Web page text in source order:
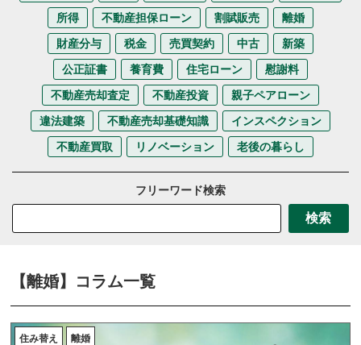
所得
不動産担保ローン 割賦販売
離婚
財産分与
税金 売買契約 中古
新築
公正証書
養育費 住宅ローン
慰謝料
不動産売却査定
不動産投資
親子ペアローン
違法建築
不動産売却基礎知識
インスペクション
不動産買取
リノベーション 老後の暮らし
フリーワード検索
検索
【離婚】コラム一覧
住み替え 離婚